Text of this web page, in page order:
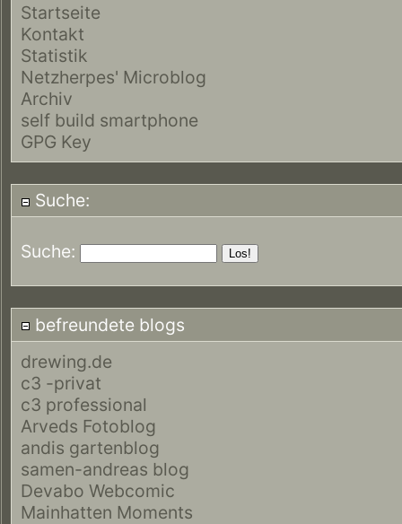
Startseite
Kontakt
Statistik
Netzherpes' Microblog
Archiv
self build smartphone
GPG Key
Suche:
Suche:
befreundete blogs
drewing.de
c3 -privat
c3 professional
Arveds Fotoblog
andis gartenblog
samen-andreas blog
Devabo Webcomic
Mainhatten Moments